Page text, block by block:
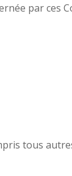
par ces
tous